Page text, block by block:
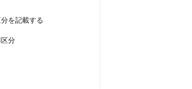
を記載する
分